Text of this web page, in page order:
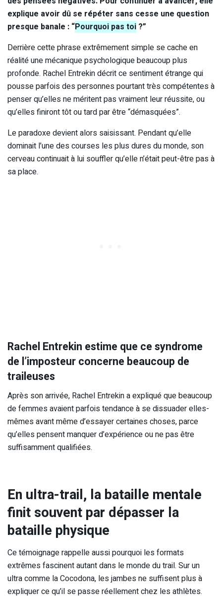
explique avoir dû se répéter sans cesse une question
presque banale : “Pourquoi pas toi ?”
Derrière cette phrase extrêmement simple se cache en
réalité une mécanique psychologique beaucoup plus
profonde. Rachel Entrekin décrit ce sentiment étrange qui
pousse parfois des personnes pourtant très compétentes à
penser qu’elles ne méritent pas vraiment leur réussite, ou
qu’elles finiront tôt ou tard par être “démasquées”.
Le paradoxe devient alors saisissant. Pendant qu’elle
dominait l’une des courses les plus dures du monde, son
cerveau continuait à lui souffler qu’elle n’était peut-être pas à
sa place.
Rachel Entrekin estime que ce syndrome
de l’imposteur concerne beaucoup de
traileuses
Après son arrivée, Rachel Entrekin a expliqué que beaucoup
de femmes avaient parfois tendance à se dissuader elles-
mêmes avant même d’essayer certaines choses, parce
qu’elles pensent manquer d’expérience ou ne pas être
suffisamment qualifiées.
En ultra-trail, la bataille mentale
finit souvent par dépasser la
bataille physique
Ce témoignage rappelle aussi pourquoi les formats
extrêmes fascinent autant dans le monde du trail. Sur un
ultra comme la Cocodona, les jambes ne suffisent plus à
expliquer ce qu’il se passe réellement chez les athlètes.